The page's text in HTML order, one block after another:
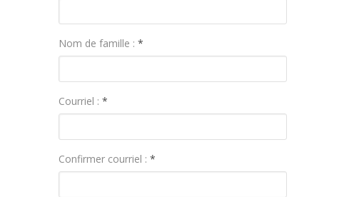
Nom de famille : *
Courriel : *
Confirmer courriel : *